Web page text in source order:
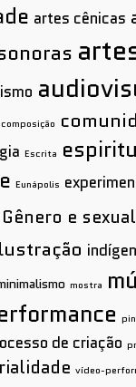
artes cênicas
composição
Escrita
Eunápolis
Gênero e
mostra
de criação
vídeo-